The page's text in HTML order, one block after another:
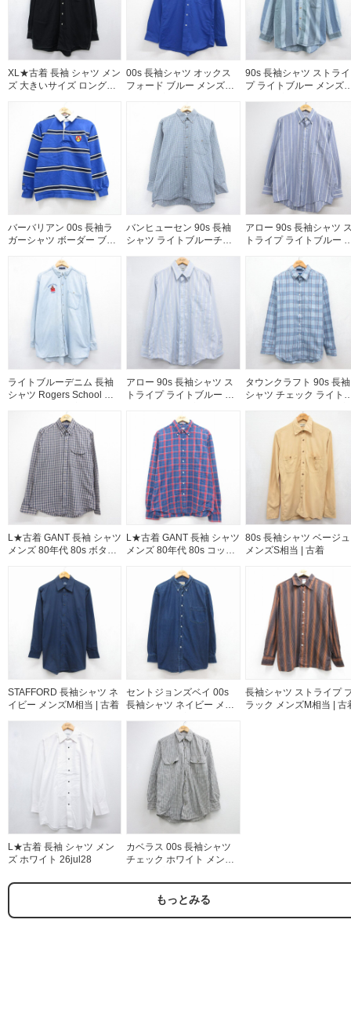
XL★古着 長袖 シャツ メン
ズ 大きいサイズ ロング丈
00s 長袖シャツ オックス
フォード ブルー メンズM
90s 長袖シャツ ストライ
プ ライトブルー メンズS
バーバリアン 00s 長袖ラ
ガーシャツ ボーダー ブル
バンヒューセン 90s 長袖
シャツ ライトブルーチェ
アロー 90s 長袖シャツ
トライプ ライトブルー
ライトブルーデニム 長袖
シャツ Rogers School メ
アロー 90s 長袖シャツ ス
トライプ ライトブルー メ
タウンクラフト 90s 長袖
シャツ チェック ライト
L★古着 GANT 長袖 シャツ
メンズ 80年代 80s ボタン
L★古着 GANT 長袖 シャツ
メンズ 80年代 80s コット
チェック 26jul31
80s 長袖シャツ ベージュ
メンズS相当 | 古着
STAFFORD 長袖シャツ ネ
イビー メンズM相当 | 古着
セントジョンズベイ 00s
長袖シャツ ネイビー メン
長袖シャツ ストライプ
ラック メンズM相当 | 古
L★古着 長袖 シャツ メン
ズ ホワイト 26jul28
カベラス 00s 長袖シャツ
チェック ホワイト メンズL
もっとみる